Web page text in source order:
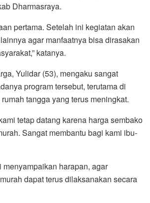
Dharmasraya.
pertama. Setelah ini kegiatan akan
agar manfaatnya bisa dirasakan
katanya.
Yulidar (53), mengaku sangat
program tersebut, terutama di
tangga yang terus meningkat.
tetap datang karena harga sembako
Sangat membantu bagi kami ibu-
harapan, agar
dapat terus dilaksanakan secara